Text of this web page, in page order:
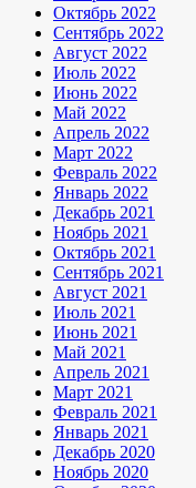
Октябрь 2022
Сентябрь 2022
Август 2022
Июль 2022
Июнь 2022
Май 2022
Апрель 2022
Март 2022
Февраль 2022
Январь 2022
Декабрь 2021
Ноябрь 2021
Октябрь 2021
Сентябрь 2021
Август 2021
Июль 2021
Июнь 2021
Май 2021
Апрель 2021
Март 2021
Февраль 2021
Январь 2021
Декабрь 2020
Ноябрь 2020